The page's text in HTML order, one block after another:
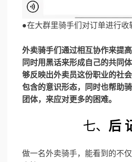
●在大群里骑手们对订单进行收
外卖骑手们通过相互协作来提高
同时用黑话来形成自己的共同
够反映出外卖员这份职业的社
包含的意识形态，同时也帮助
团体，来应对更多的困难。
七、 后
做一名外卖骑手，能看到的不